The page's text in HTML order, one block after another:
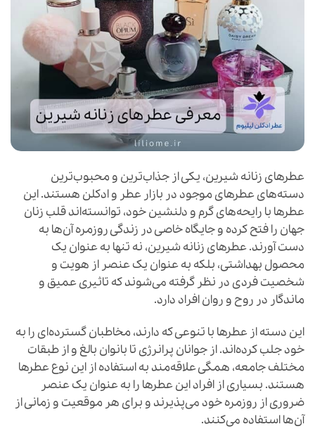
عطرهای زنانه شیرین، یکی از جذاب‌ترین و محبوب‌ترین
دسته‌های عطرهای موجود در بازار عطر و ادکلن هستند. این
عطرها با رایحه‌های گرم و دلنشین خود، توانسته‌اند قلب زنان
جهان را فتح کرده و جایگاه خاصی در زندگی روزمره آن‌ها به
دست آورند. عطرهای زنانه شیرین، نه تنها به عنوان یک
محصول بهداشتی، بلکه به عنوان یک عنصر از هویت و
شخصیت فردی در نظر گرفته می‌شوند که تاثیری عمیق و
ماندگار در روح و روان افراد دارد.
این دسته از عطرها با تنوعی که دارند، مخاطبان گسترده‌ای را به
خود جلب کرده‌اند. از جوانان پرانرژی تا بانوان بالغ و از طبقات
مختلف جامعه، همگی علاقه‌مند به استفاده از این نوع عطرها
هستند. بسیاری از افراد این عطرها را به عنوان یک عنصر
ضروری از روزمره خود می‌پذیرند و برای هر موقعیت و زمانی از
آن‌ها استفاده می‌کنند.